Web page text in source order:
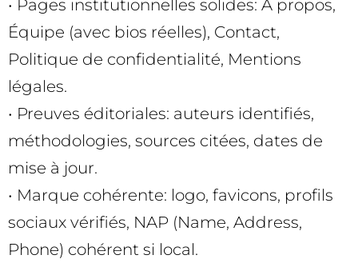
• Pages institutionnelles solides: À propos,
Équipe (avec bios réelles), Contact,
Politique de confidentialité, Mentions
légales.
• Preuves éditoriales: auteurs identifiés,
méthodologies, sources citées, dates de
mise à jour.
• Marque cohérente: logo, favicons, profils
sociaux vérifiés, NAP (Name, Address,
Phone) cohérent si local.